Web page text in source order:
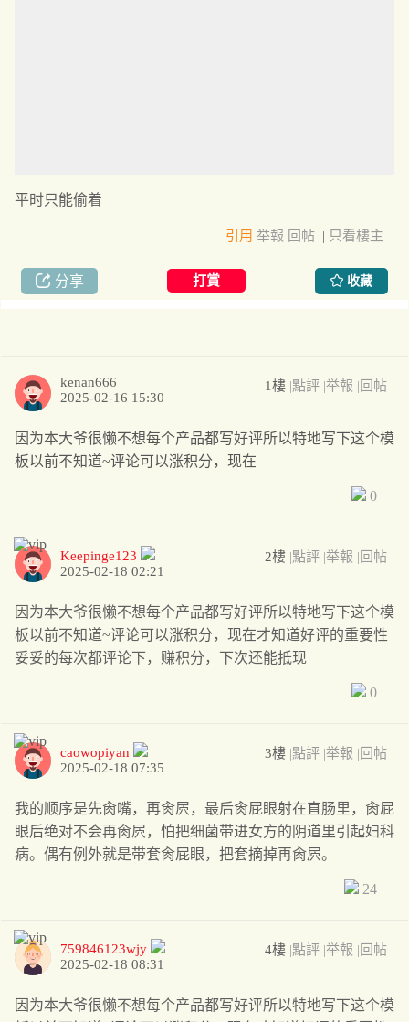
平时只能偷着
引用 举報 回帖 | 只看樓主
分享 打賞 收藏
1樓 |點評 |举報 |回帖
kenan666
2025-02-16 15:30
因为本大爷很懒不想每个产品都写好评所以特地写下这个模
板以前不知道~评论可以涨积分，现在
0
2樓 |點評 |举報 |回帖
Keepinge123
2025-02-18 02:21
因为本大爷很懒不想每个产品都写好评所以特地写下这个模
板以前不知道~评论可以涨积分，现在才知道好评的重要性
妥妥的每次都评论下，赚积分，下次还能抵现
0
3樓 |點評 |举報 |回帖
caowopiyan
2025-02-18 07:35
我的顺序是先肏嘴，再肏屄，最后肏屁眼射在直肠里，肏屁
眼后绝对不会再肏屄，怕把细菌带进女方的阴道里引起妇科
病。偶有例外就是带套肏屁眼，把套摘掉再肏屄。
24
4樓 |點評 |举報 |回帖
759846123wjy
2025-02-18 08:31
因为本大爷很懒不想每个产品都写好评所以特地写下这个模